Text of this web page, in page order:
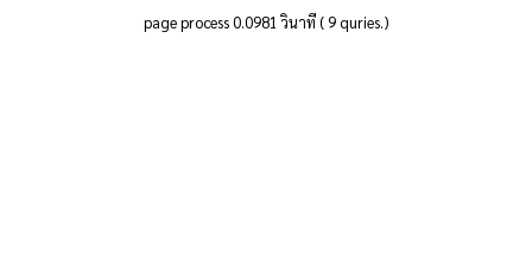
page process0.0981 วินาที ( 9quries.)